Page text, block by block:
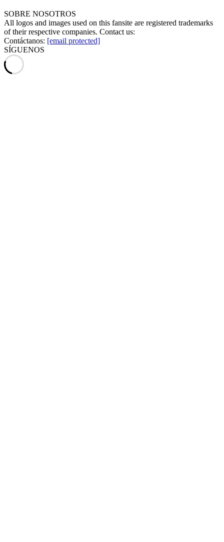
SOBRE NOSOTROS
All logos and images used on this fansite are registered trademarks
of their respective companies. Contact us:
Contáctanos: [email protected]
SÍGUENOS